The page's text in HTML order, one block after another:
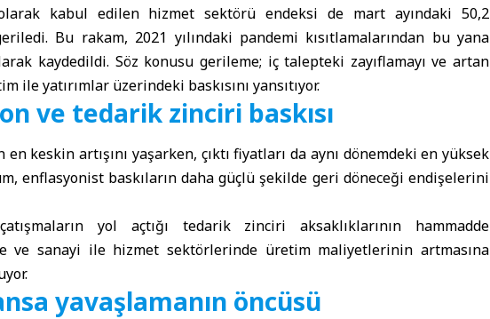
kabul edilen hizmet sektörü endeksi de mart ayındaki 50,2
Bu rakam, 2021 yılındaki pandemi kısıtlamalarından bu yana
kaydedildi. Söz konusu gerileme; iç talepteki zayıflamayı ve artan
yatırımlar üzerindeki baskısını yansıtıyor.
ve tedarik zinciri baskısı
keskin artışını yaşarken, çıktı fiyatları da aynı dönemdeki en yüksek
enflasyonist baskıların daha güçlü şekilde geri döneceği endişelerini
yol açtığı tedarik zinciri aksaklıklarının hammadde
ve sanayi ile hizmet sektörlerinde üretim maliyetlerinin artmasına
yavaşlamanın öncüsü